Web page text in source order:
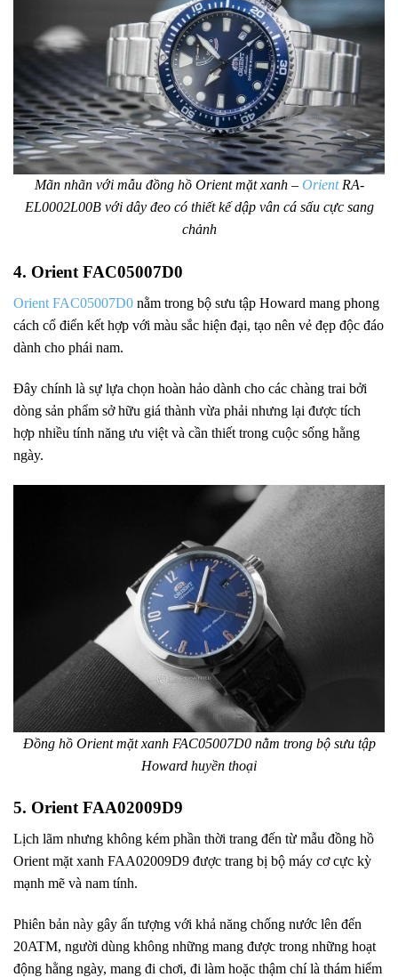
Mãn nhãn với mẫu đồng hồ Orient mặt xanh – Orient RA-
EL0002L00B với dây đeo có thiết kế dập vân cá sấu cực sang
chảnh
4. Orient FAC05007D0
Orient FAC05007D0 nằm trong bộ sưu tập Howard mang phong
cách cổ điển kết hợp với màu sắc hiện đại, tạo nên vẻ đẹp độc đáo
dành cho phái nam.
Đây chính là sự lựa chọn hoàn hảo dành cho các chàng trai bởi
dòng sản phẩm sở hữu giá thành vừa phải nhưng lại được tích
hợp nhiều tính năng ưu việt và cần thiết trong cuộc sống hằng
ngày.
Đồng hồ Orient mặt xanh FAC05007D0 nằm trong bộ sưu tập
Howard huyền thoại
5. Orient FAA02009D9
Lịch lãm nhưng không kém phần thời trang đến từ mẫu đồng hồ
Orient mặt xanh FAA02009D9 được trang bị bộ máy cơ cực kỳ
mạnh mẽ và nam tính.
Phiên bản này gây ấn tượng với khả năng chống nước lên đến
20ATM, người dùng không những mang được trong những hoạt
động hằng ngày, mang đi chơi, đi làm hoặc thậm chí là thám hiểm